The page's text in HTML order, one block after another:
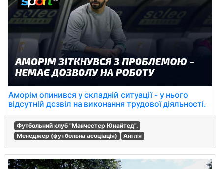
Аморім опинився у складній ситуації - у нього
відсутній дозвіл на виконання трудової діяльності.
Футбольний клуб "Манчестер Юнайтед".
Менеджер (футбольна асоціація)
Англія